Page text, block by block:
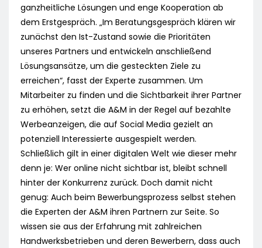
ganzheitliche Lösungen und enge Kooperation ab
dem Erstgespräch. „Im Beratungsgespräch klären wir
zunächst den Ist-Zustand sowie die Prioritäten
unseres Partners und entwickeln anschließend
Lösungsansätze, um die gesteckten Ziele zu
erreichen“, fasst der Experte zusammen. Um
Mitarbeiter zu finden und die Sichtbarkeit ihrer Partner
zu erhöhen, setzt die A&M in der Regel auf bezahlte
Werbeanzeigen, die auf Social Media gezielt an
potenziell Interessierte ausgespielt werden.
Schließlich gilt in einer digitalen Welt wie dieser mehr
denn je: Wer online nicht sichtbar ist, bleibt schnell
hinter der Konkurrenz zurück. Doch damit nicht
genug: Auch beim Bewerbungsprozess selbst stehen
die Experten der A&M ihren Partnern zur Seite. So
wissen sie aus der Erfahrung mit zahlreichen
Handwerksbetrieben und deren Bewerbern, dass auch